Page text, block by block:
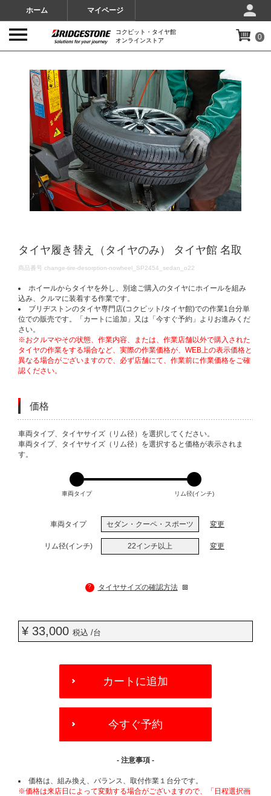
ホーム マイページ
コクピット・タイヤ館
オンラインストア
0
タイヤ履き替え（タイヤのみ） タイヤ館 名取
DETAILS
商品番号 change-tire-desorption-nowheel_SP2454_sedan_o22
ホイールからタイヤを外し、別途ご購入のタイヤにホイールを組み
込み、クルマに装着する作業です。
ブリヂストンのタイヤ専門店(コクピット/タイヤ館)での作業1台分単
位での販売です。「カートに追加」又は「今すぐ予約」よりお進みくだ
さい。
※おクルマやその状態、作業内容、または、作業店舗以外で購入された
タイヤの作業をする場合など、実際の作業価格が、WEB上の表示価格と
異なる場合がございますので、必ず店舗にて、作業前に作業価格をご確
認ください。
価格
VARIATIONS
車両タイプ、タイヤサイズ（リム径）を選択してください。
車両タイプ、タイヤサイズ（リム径）を選択すると価格が表示されま
す。
車両タイプ リム径(インチ)
車両タイプ セダン・クーペ・スポーツ 変更
リム径(インチ) 22インチ以上 変更
? タイヤサイズの確認方法
¥ 33,000 税込 /台
OPTIONS
カートに追加
今すぐ予約
- 注意事項 -
価格は、組み換え、バランス、取付作業１台分です。
※価格は来店日によって変動する場合がございますので、「日程選択画